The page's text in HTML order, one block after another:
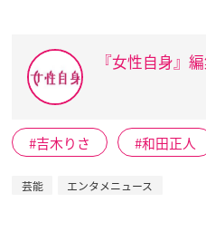
『女性自身』
吉木りさ 和田正人
芸能 エンタメニュース